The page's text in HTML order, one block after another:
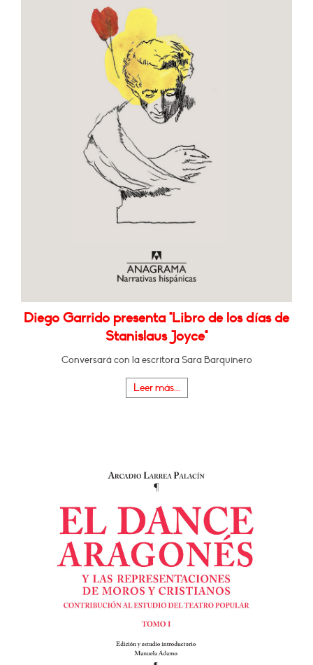
Diego Garrido presenta "Libro de los días de
Stanislaus Joyce"
Conversará con la escritora Sara Barquinero
Leer más...